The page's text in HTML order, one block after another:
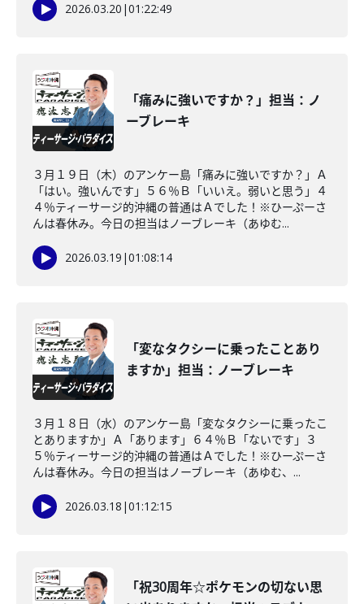
2026.03.20 |01:22:49
「痛みに強いですか？」担当：ノ
ーブレーキ
３月１９日（木）のアンケー島「痛みに強いですか？」Ａ
「はい。強いんです」５６％Ｂ「いいえ。弱いと思う」４
４％ティーサージ的沖縄の普通はＡでした！※ひーぷーさ
んは春休み。今日の担当はノーブレーキ（あゆむ...
2026.03.19 |01:08:14
「変なタクシーに乗ったことあり
ますか」担当：ノーブレーキ
３月１８日（水）のアンケー島「変なタクシーに乗ったこ
とありますか」Ａ「あります」６４％Ｂ「ないです」３
５％ティーサージ的沖縄の普通はＡでした！※ひーぷーさ
んは春休み。今日の担当はノーブレーキ（あゆむ、...
2026.03.18 |01:12:15
「祝30周年☆ポケモンの切ない思